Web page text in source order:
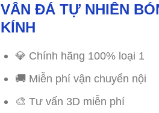
VÂN ĐÁ TỰ NHIÊN
KÍNH
💎 Chính hãng 100% loại 1
🚚 Miễn phí vận chuyển nội
🎨 Tư vấn 3D miễn phí